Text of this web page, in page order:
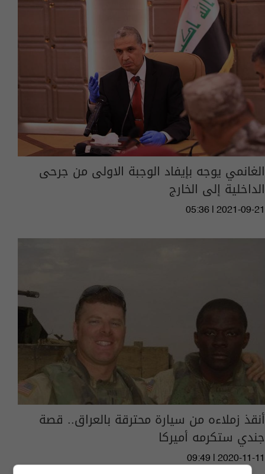
الغانمي يوجه بإيفاد الوجبة الاولى من جرحى
الداخلية إلى الخارج
05:36 | 2021-09-21
أنقذ زملاءه من سيارة محترقة بالعراق.. قصة
جندي ستكرمه أميركا
09:49 | 2020-11-11